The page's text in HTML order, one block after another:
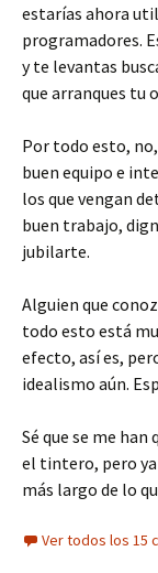
estarías ahora
programadores.
y te levantas
que arranques tu
Por todo esto,
buen equipo e
los que vengan
buen trabajo,
jubilarte.
Alguien que
todo esto está
efecto, así es,
idealismo aún.
Sé que se me han
el tintero, pero ya
más largo de lo
Ver todos los 15